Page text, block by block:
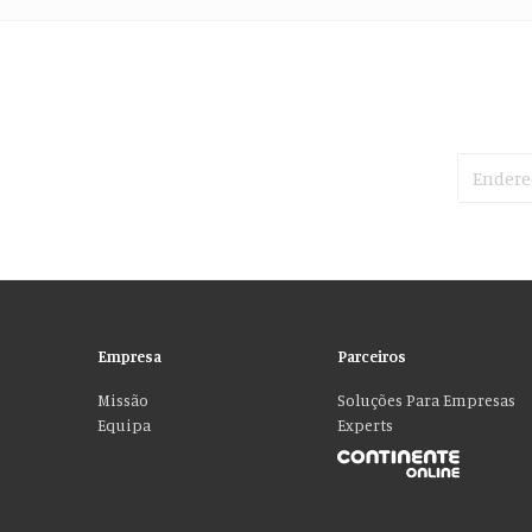
Empresa
Missão
Equipa
Parceiros
Soluções Para Empresas
Experts